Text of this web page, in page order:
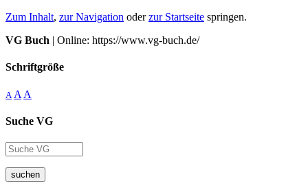
Zum Inhalt, zur Navigation oderzur Startseite springen.
VG Buch | Online: https://www.vg-buch.de/
Schriftgröße
A A A
Suche VG
suchen